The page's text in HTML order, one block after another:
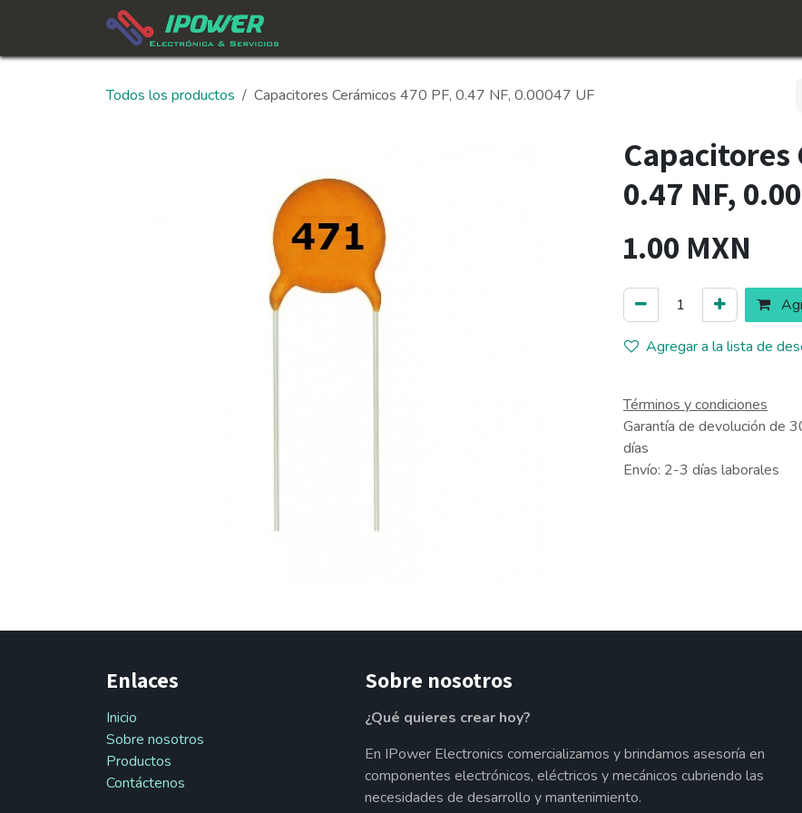
Todos los productos Capacitores Cerámicos 470 PF, 0.47 NF, 0.00047 UF
Capacitores
0.47 NF,
1.00 MXN
Agregar a la lista de
Términos y condiciones
Garantía de devolución de
días
Envío: 2-3 días laborales
Enlaces
Inicio
Sobre nosotros
Productos
Contáctenos
Sobre nosotros
¿Qué quieres crear hoy?
En IPower Electronics comercializamos y brindamos asesoría en
componentes electrónicos, eléctricos y mecánicos cubriendo las
necesidades de desarrollo y mantenimiento.